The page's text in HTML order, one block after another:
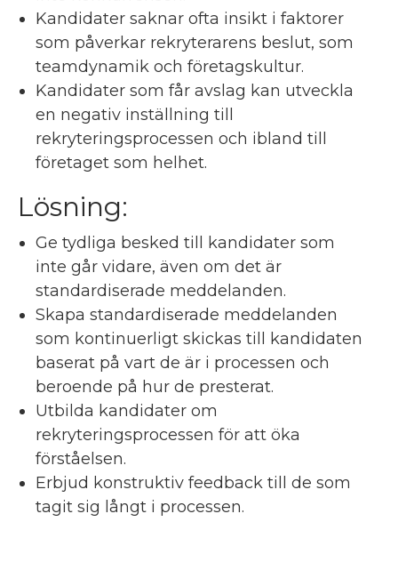
Kandidater saknar ofta insikt i faktorer
som påverkar rekryterarens beslut, som
teamdynamik och företagskultur.
Kandidater som får avslag kan utveckla
en negativ inställning till
rekryteringsprocessen och ibland till
företaget som helhet.
Lösning:
Ge tydliga besked till kandidater som
inte går vidare, även om det är
standardiserade meddelanden.
Skapa standardiserade meddelanden
som kontinuerligt skickas till kandidaten
baserat på vart de är i processen och
beroende på hur de presterat.
Utbilda kandidater om
rekryteringsprocessen för att öka
förståelsen.
Erbjud konstruktiv feedback till de som
tagit sig långt i processen.